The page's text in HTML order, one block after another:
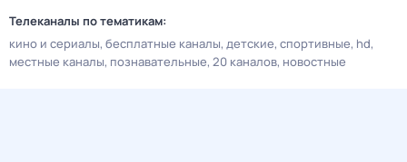
Телеканалы по тематикам:
кино и сериалы бесплатные каналы детские спортивные hd
местные каналы познавательные 20 каналов новостные